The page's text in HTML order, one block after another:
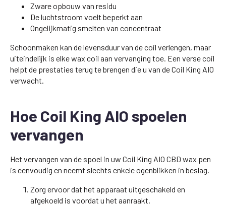
Zware opbouw van residu
De luchtstroom voelt beperkt aan
Ongelijkmatig smelten van concentraat
Schoonmaken kan de levensduur van de coil verlengen, maar
uiteindelijk is elke wax coil aan vervanging toe. Een verse coil
helpt de prestaties terug te brengen die u van de Coil King AIO
verwacht.
Hoe Coil King AIO spoelen
vervangen
Het vervangen van de spoel in uw Coil King AIO CBD wax pen
is eenvoudig en neemt slechts enkele ogenblikken in beslag.
Zorg ervoor dat het apparaat uitgeschakeld en
afgekoeld is voordat u het aanraakt.